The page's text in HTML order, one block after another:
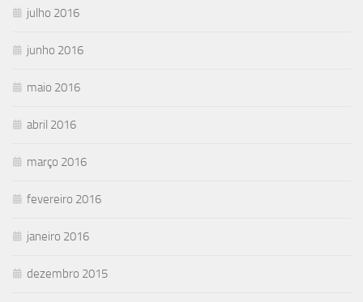
julho 2016
junho 2016
maio 2016
abril 2016
março 2016
fevereiro 2016
janeiro 2016
dezembro 2015